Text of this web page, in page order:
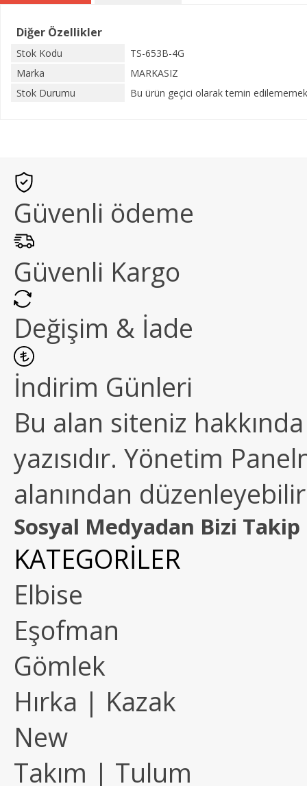
Diğer Özellikler
Stok Kodu
TS-653B-4G
Marka
MARKASIZ
Stok Durumu
Bu ürün geçici olarak temin
Güvenli ödeme
Güvenli Kargo
Değişim & İade
İndirim Günleri
Bu alan siteniz
yazısıdır. Yönetim
alanından
Sosyal Medyadan Bizi Takip
KATEGORİLER
Elbise
Eşofman
Gömlek
Hırka | Kazak
New
Takım | Tulum